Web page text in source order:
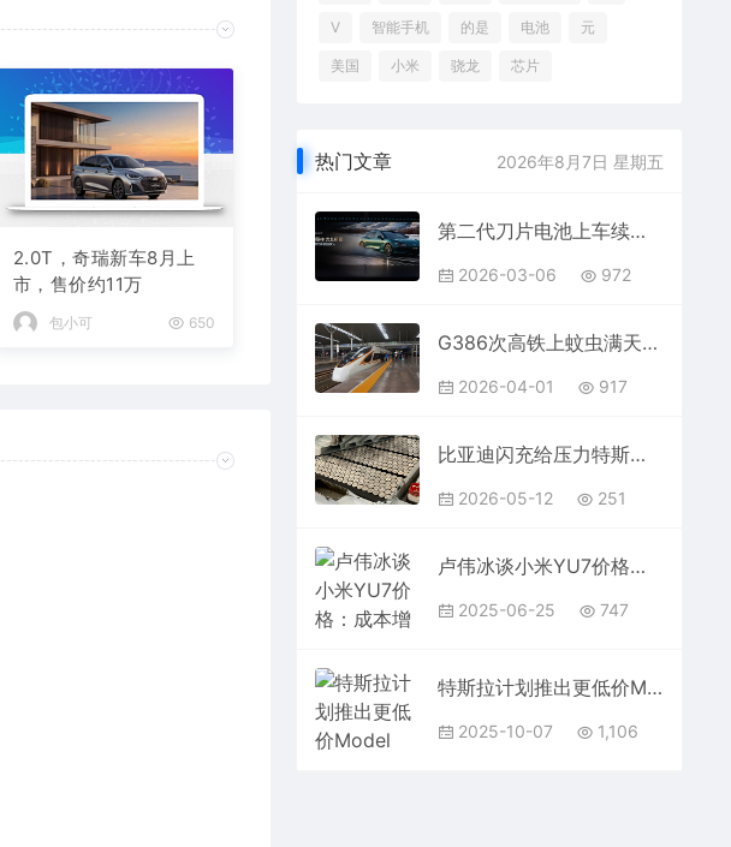
2.0T，奇瑞新车8月上
市，售价约11万
包小可 650
V 智能手机 的是 电池 元
美国 小米 骁龙 芯片
热门文章 2026年8月7日 星期五
第二代刀片电池上车续航1036公里全球纯电第一！全新腾势Z9GT上市26.98万起
2026-03-06 972
G386次高铁上蚊虫满天飞！乘客直呼受不了广铁致歉原因曝光
2026-04-01 917
比亚迪闪充给压力特斯拉推1.2兆瓦超快充：30分钟充电500度
2026-05-12 251
卢伟冰谈小米YU7价格：成本增加很多
2025-06-25 747
特斯拉计划推出更低价Model Y：应对美国停止补贴的影响
2025-10-07 1,106